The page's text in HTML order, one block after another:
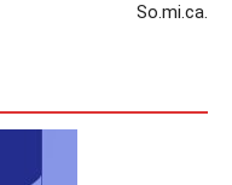
So.mi.ca.